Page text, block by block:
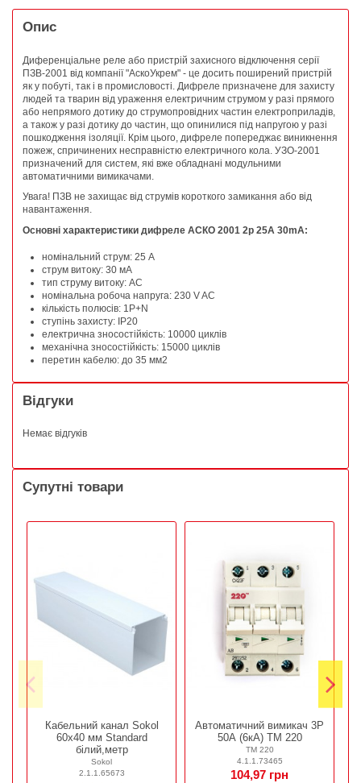
Опис
Диференціальне реле або пристрій захисного відключення серії
ПЗВ-2001 від компанії "АскоУкрем" - це досить поширений пристрій
як у побуті, так і в промисловості. Дифреле призначене для захисту
людей та тварин від ураження електричним струмом у разі прямого
або непрямого дотику до струмопровідних частин електроприладів,
а також у разі дотику до частин, що опинилися під напругою у разі
пошкодження ізоляції. Крім цього, дифреле попереджає виникнення
пожеж, спричинених несправністю електричного кола. УЗО-2001
призначений для систем, які вже обладнані модульними
автоматичними вимикачами.
Увага! ПЗВ не захищає від струмів короткого замикання або від
навантаження.
Основні характеристики дифреле АСКО 2001 2p 25A 30mA:
номінальний струм: 25 А
струм витоку: 30 мА
тип струму витоку: АС
номінальна робоча напруга: 230 V AC
кількість полюсів: 1P+N
ступінь захисту: IP20
електрична зносостійкість: 10000 циклів
механічна зносостійкість: 15000 циклів
перетин кабелю: до 35 мм2
Відгуки
Немає відгуків
Супутні товари
Кабельний канал Sokol
60х40 мм Standard
білий,метр
Sokol
2.1.1.65673
Автоматичний вимикач 3Р
50А (6кА) ТМ 220
ТМ 220
4.1.1.73465
104,97 грн